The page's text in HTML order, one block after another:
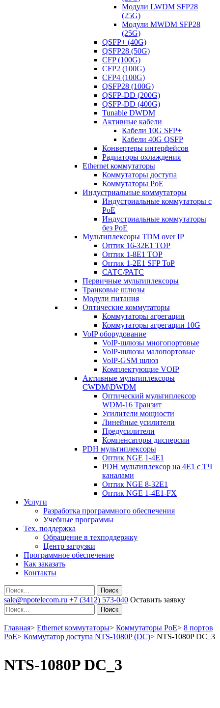
Модули LWDM SFP28
(25G)
Модули MWDM SFP28
(25G)
QSFP+ (40G)
QSFP28 (50G)
CFP (100G)
CFP2 (100G)
CFP4 (100G)
QSFP28 (100G)
QSFP-DD (200G)
QSFP-DD (400G)
Tunable DWDM
Активные кабели
Кабели 10G SFP+
Кабели 40G QSFP
Конвертеры интерфейсов
Радиаторы охлаждения
Ethernet коммутаторы
Коммутаторы доступа
Коммутаторы PoE
Индустриальные коммутаторы
Индустриальные коммутаторы с
PoE
Индустриальные коммутаторы
без PoE
Мультиплексоры TDM over IP
Оптик 16-32E1 TOP
Оптик 1-8E1 TOP
Оптик 1-2E1 SFP ToP
САТС/РАТС
Первичные мультиплексоры
Транковые шлюзы
Модули питания
Оптические коммутаторы
Коммутаторы агрегации
Коммутаторы агрегации 10G
VoIP оборудование
VoIP-шлюзы многопортовые
VoIP-шлюзы малопортовые
VoIP-GSM шлюз
Комплектующие VOIP
Активные мультиплексоры
CWDM\DWDM
Оптический мультиплексор
WDM-16 Транзит
Усилители мощности
Линейные усилители
Предусилители
Компенсаторы дисперсии
PDH мультиплексоры
Оптик NGE 1-4E1
PDH мультиплексор на 4Е1 с ТЧ
каналами
Оптик NGE 8-32E1
Оптик NGE 1-4E1-FX
Услуги
Разработка программного обеспечения
Учебные программы
Тех. поддержка
Обращение в техподдержку
Центр загрузки
Программное обеспечение
Как заказать
Контакты
Поиск
sale@npotelecom.ru +7 (3412) 573-040 Оставить заявку
Поиск
Главная> Ethernet коммутаторы> Коммутаторы PoE> 8 портов
PoE> Коммутатор доступа NTS-1080P (DC)> NTS-1080P DC_3
NTS-1080P DC_3